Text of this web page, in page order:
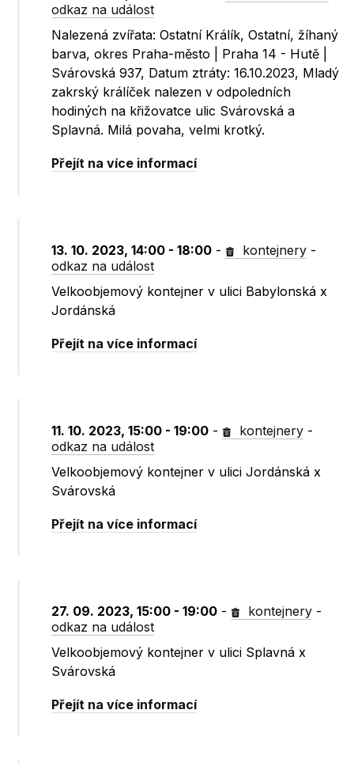
odkaz na událost
Nalezená zvířata: Ostatní Králík, Ostatní, žíhaný
barva, okres Praha-město | Praha 14 - Hutě |
Svárovská 937, Datum ztráty: 16.10.2023, Mladý
zakrský králíček nalezen v odpoledních
hodiných na křižovatce ulic Svárovská a
Splavná. Milá povaha, velmi krotký.
Přejít na více informací
13. 10. 2023, 14:00 - 18:00 - kontejnery -
odkaz na událost
Velkoobjemový kontejner v ulici Babylonská x
Jordánská
Přejít na více informací
11. 10. 2023, 15:00 - 19:00 - kontejnery -
odkaz na událost
Velkoobjemový kontejner v ulici Jordánská x
Svárovská
Přejít na více informací
27. 09. 2023, 15:00 - 19:00 - kontejnery -
odkaz na událost
Velkoobjemový kontejner v ulici Splavná x
Svárovská
Přejít na více informací